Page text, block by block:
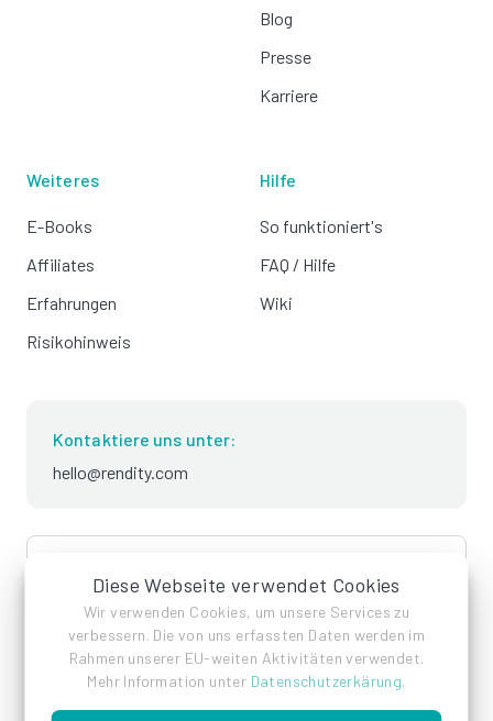
Diese Webseite verwendet Cookies
Wir verwenden Cookies, um unsere Services zu
verbessern. Die von uns erfassten Daten werden im
Rahmen unserer EU-weiten Aktivitäten verwendet.
Mehr Information unter Datenschutzerkärung.
Blog
Presse
Karriere
Weiteres
E-Books
Affiliates
Erfahrungen
Risikohinweis
Hilfe
So funktioniert's
FAQ / Hilfe
Wiki
Kontaktiere uns unter:
hello@rendity.com
language